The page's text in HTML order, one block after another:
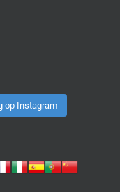
op Instagram